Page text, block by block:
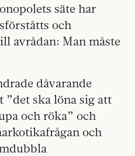
säte har
och
avrådan: Man måste
dåvarande
ska löna sig att
och röka” och
och